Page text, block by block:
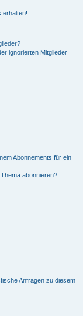
erhalten!
ignorierten Mitglieder
Abonnements für ein
abonnieren?
Anfragen zu diesem